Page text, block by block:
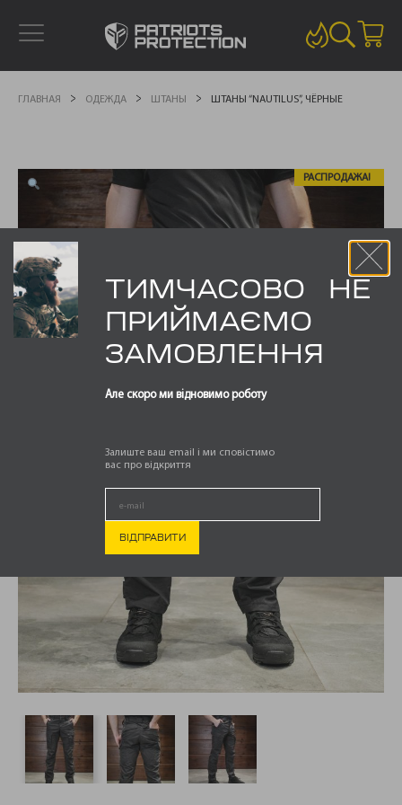
ГЛАВНАЯ ОДЕЖДА ШТАНЫ ШТАНЫ “NAUTILUS”, ЧЁРНЫЕ
РАСПРОДАЖА!
ТИМЧАСОВО НЕ
ПРИЙМАЄМО
ЗАМОВЛЕННЯ
Але скоро ми відновимо роботу
Залиште ваш email і ми сповістимо
вас про відкриття